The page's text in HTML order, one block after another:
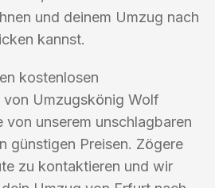
und deinem Umzug nach
kannst.
kostenlosen
von Umzugskönig Wolf
unserem unschlagbaren
günstigen Preisen. Zögere
zu kontaktieren und wir